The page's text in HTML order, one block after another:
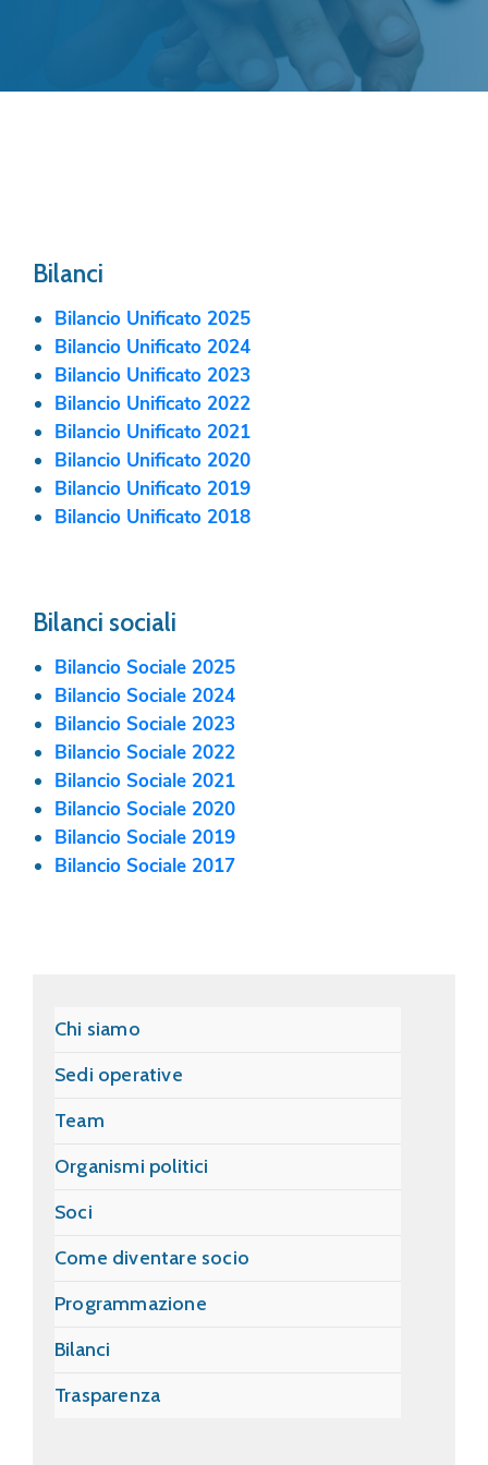
Bilanci
Bilancio Unificato 2025
Bilancio Unificato 2024
Bilancio Unificato 2023
Bilancio Unificato 2022
Bilancio Unificato 2021
Bilancio Unificato 2020
Bilancio Unificato 2019
Bilancio Unificato 2018
Bilanci sociali
Bilancio Sociale 2025
Bilancio Sociale 2024
Bilancio Sociale 2023
Bilancio Sociale 2022
Bilancio Sociale 2021
Bilancio Sociale 2020
Bilancio Sociale 2019
Bilancio Sociale 2017
Chi siamo
Sedi operative
Team
Organismi politici
Soci
Come diventare socio
Programmazione
Bilanci
Trasparenza